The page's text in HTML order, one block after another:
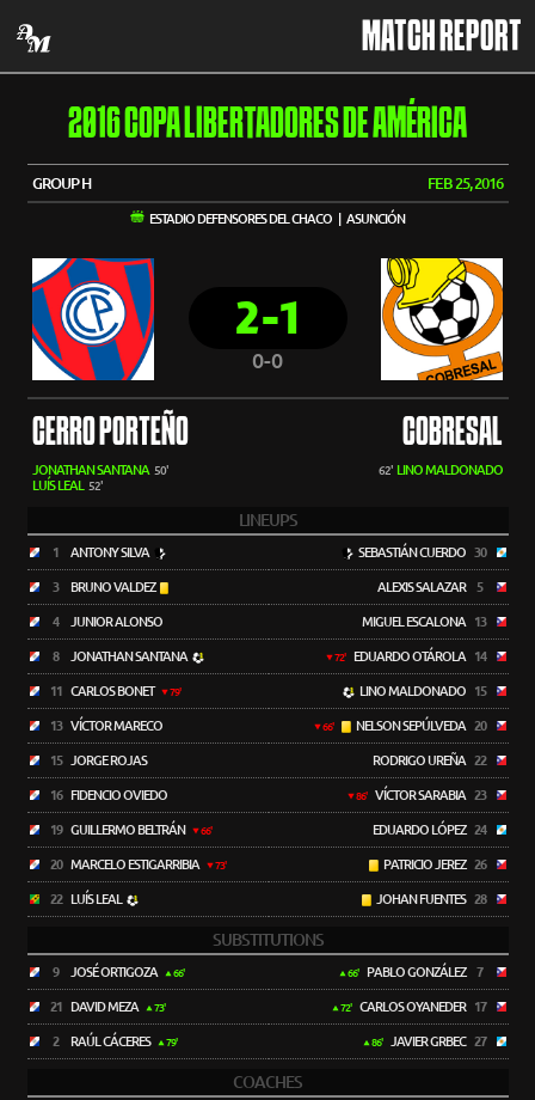
MATCH REPORT
2016 COPA LIBERTADORES DE AMÉRICA
GROUP H FEB 25, 2016
ESTADIO DEFENSORES DEL CHACO | ASUNCIÓN
2-1
0-0
CERRO PORTEÑO COBRESAL
JONATHAN SANTANA 50'
LUÍS LEAL 52'
62' LINO MALDONADO
LINEUPS
1 ANTONY SILVA
3 BRUNO VALDEZ
4 JUNIOR ALONSO
8 JONATHAN SANTANA
11 CARLOS BONET 79'
13 VÍCTOR MARECO
15 JORGE ROJAS
16 FIDENCIO OVIEDO
19 GUILLERMO BELTRÁN 66'
20 MARCELO ESTIGARRIBIA 73'
22 LUÍS LEAL
SEBASTIÁN CUERDO 30
ALEXIS SALAZAR 5
MIGUEL ESCALONA 13
72' EDUARDO OTÁROLA 14
LINO MALDONADO 15
66' NELSON SEPÚLVEDA 20
RODRIGO UREÑA 22
86' VÍCTOR SARABIA 23
EDUARDO LÓPEZ 24
PATRICIO JEREZ 26
JOHAN FUENTES 28
SUBSTITUTIONS
9 JOSÉ ORTIGOZA 66'
21 DAVID MEZA 73'
2 RAÚL CÁCERES 79'
66' PABLO GONZÁLEZ 7
72' CARLOS OYANEDER 17
86' JAVIER GRBEC 27
COACHES